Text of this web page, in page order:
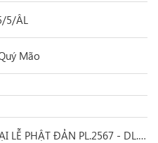
5/ÂL
Mão
Phiên chợ 0 đồng Kính mừng ĐẠI LỄ PHẬT ĐẢN PL.2567 - DL.2023